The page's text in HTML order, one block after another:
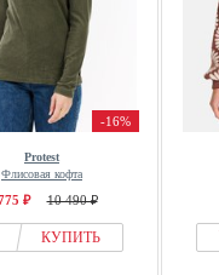
-16%
Protest
Флисовая кофта
₽ 10 490 ₽
КУПИТЬ